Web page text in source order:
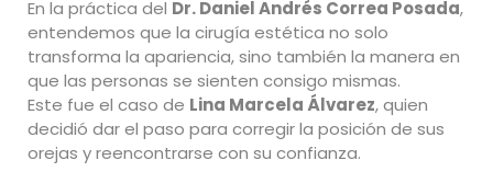
En la práctica del Dr. Daniel Andrés Correa Posada,
entendemos que la cirugía estética no solo
transforma la apariencia, sino también la manera en
que las personas se sienten consigo mismas.
Este fue el caso de Lina Marcela Álvarez, quien
decidió dar el paso para corregir la posición de sus
orejas y reencontrarse con su confianza.